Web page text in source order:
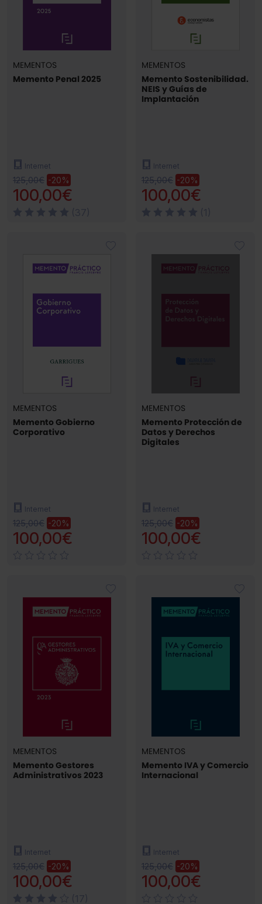
MEMENTOS
Memento Penal 2025
Internet
125,00€ -20%
100,00€
MEMENTOS
Memento Sostenibilidad.
NEIS y Guías de
Implantación
Internet
125,00€ -20%
100,00€
MEMENTOS
Memento Gobierno
Corporativo
Internet
125,00€ -20%
100,00€
MEMENTOS
Memento Protección de
Datos y Derechos
Digitales
Internet
125,00€ -20%
100,00€
MEMENTOS
Memento Gestores
Administrativos 2023
Internet
125,00€ -20%
100,00€
MEMENTOS
Memento IVA y Comercio
Internacional
Internet
125,00€ -20%
100,00€